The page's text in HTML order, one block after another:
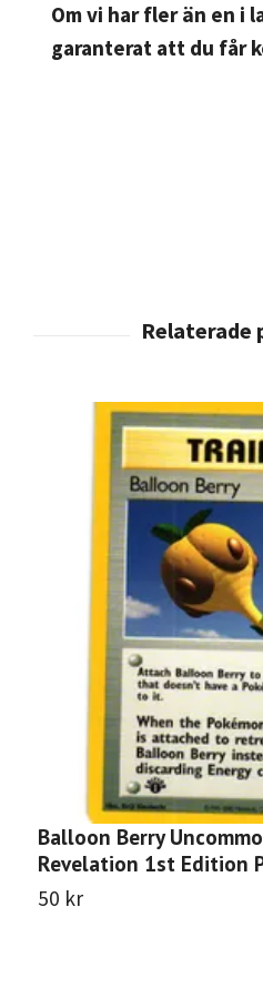
Om vi har fler än en i
garanterat att du får
Balloon Berry
Revelation 1st Edition
50 kr